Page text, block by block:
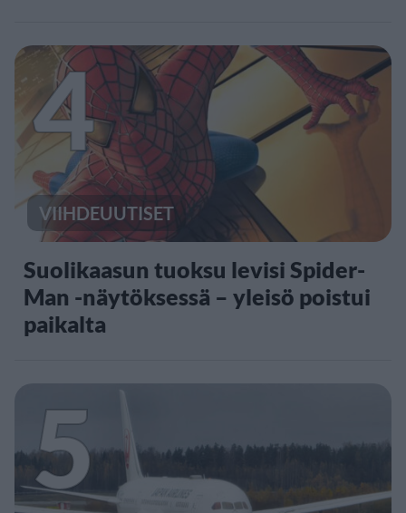
4
VIIHDEUUTISET
Suolikaasun tuoksu levisi Spider-
Man -näytöksessä – yleisö poistui
paikalta
5